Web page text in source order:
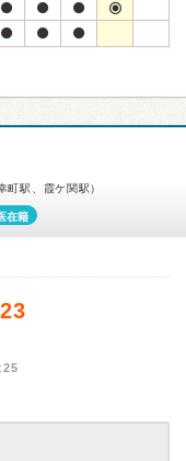
町駅、霞ケ関駅）
在籍
25